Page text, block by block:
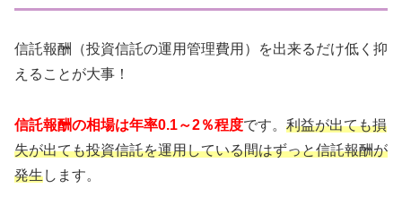
信託報酬（投資信託の運用管理費用）を出来るだけ低く抑
えることが大事！
信託報酬の相場は年率0.1～2％程度です。 利益が出ても損
失が出ても投資信託を運用している間はずっと信託報酬が
発生します。